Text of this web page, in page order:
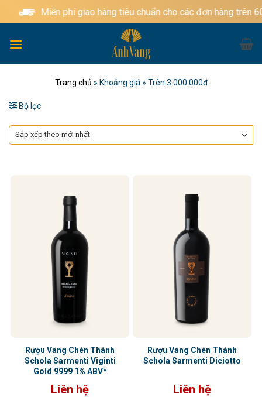
qua
dung
Miễn phí giao hàng tiêu chuẩn cho các đơn hàng trên
Trang chủ » Khoảng giá » Trên 3.000.000đ
Bộ lọc
Rượu Vang Chén Thánh
Schola Sarmenti Viginti
Gold 9999 1% ABV*
Liên hệ
Rượu Vang Chén Thánh
Schola Sarmenti Diciotto
Liên hệ